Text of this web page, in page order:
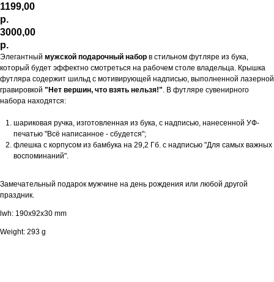
1199,00
р.
3000,00
р.
Элегантный мужской подарочный набор в стильном футляре из бука,
который будет эффектно смотреться на рабочем столе владельца. Крышка
футляра содержит шильд с мотивирующей надписью, выполненной лазерной
гравировкой "Нет вершин, что взять нельзя!" . В футляре сувенирного
набора находятся:
шариковая ручка, изготовленная из бука, с надписью, нанесенной УФ-
печатью "Всё написанное - сбудется";
флешка с корпусом из бамбука на 29,2 Гб. с надписью "Для самых важных
воспоминаний".
Замечательный подарок мужчине на день рождения или любой другой
праздник.
lwh: 190x92x30 mm
Weight: 293 g